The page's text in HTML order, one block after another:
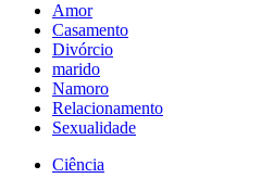
Amor
Casamento
Divórcio
marido
Namoro
Relacionamento
Sexualidade
Ciência